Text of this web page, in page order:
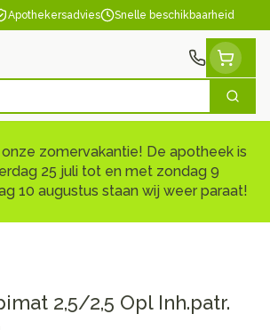
Apothekersadvies Snelle beschikbaarheid
Zoek
zomervakantie! De apotheek is
25 juli tot en met zondag 9
10 augustus staan wij weer paraat!
2,5/2,5 Opl Inh.patr.